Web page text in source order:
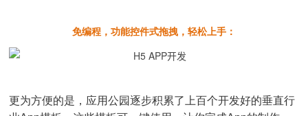
免编程，功能控件式拖拽，轻松上手：
更为方便的是，应用公园逐步积累了上百个开发好的垂直行